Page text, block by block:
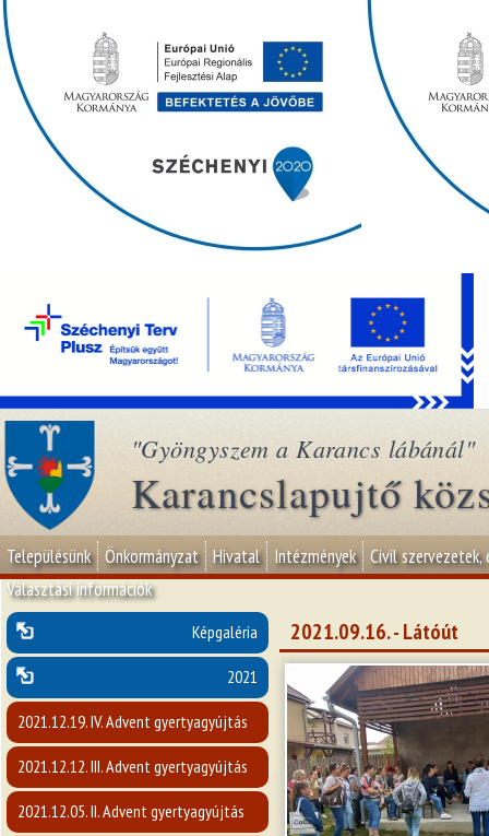
"Gyöngyszem a Karancs lábánál"
Karancslapujtő
Településünk Önkormányzat Hivatal Intézmények Civil szervezetek,
Választási információk
Képgaléria
2021
2021.12.19. IV. Advent gyertyagyújtás
2021.12.12. III. Advent gyertyagyújtás
2021.12.05. II. Advent gyertyagyújtás
2021.09.16. - Látóút